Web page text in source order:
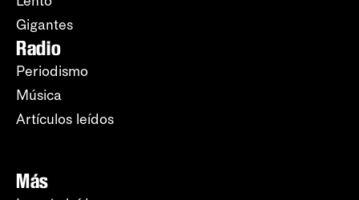
Gigantes
Radio
Periodismo
Música
Artículos leídos
Más